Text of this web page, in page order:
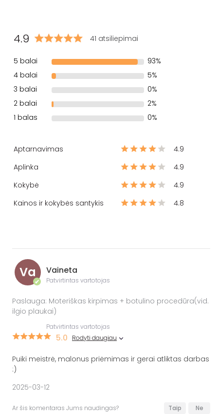
4.9 41 atsiliepimai
5 balai
93%
4 balai
5%
3 balai
0%
2 balai
2%
1 balas
0%
Aptarnavimas
4.9
Aplinka
4.9
Kokybė
4.9
Kainos ir kokybės santykis
4.8
Va
✔
Vaineta
Patvirtintas vartotojas
Paslauga: Moteriškas kirpimas + botulino procedūra(vid.
ilgio plaukai)
Patvirtintas vartotojas
5.0 Rodyti daugiau
Puiki meistrė, malonus priėmimas ir gerai atliktas darbas
:)
2025-03-12
Ar šis komentaras Jums naudingas? Taip Ne